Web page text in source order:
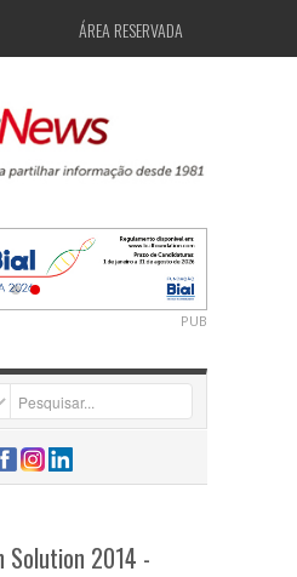
ÁREA RESERVADA
PUB
Solution 2014 -